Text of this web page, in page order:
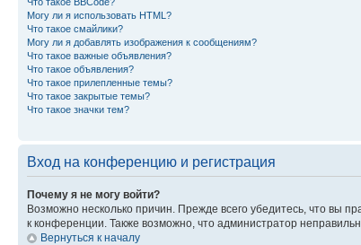
Могу ли я использовать HTML?
Что такое смайлики?
Могу ли я добавлять изображения к сообщениям?
Что такое важные объявления?
Что такое объявления?
Что такое прилепленные темы?
Что такое закрытые темы?
Что такое значки тем?
Вход на конференцию и регистрация
Почему я не могу войти?
Возможно несколько причин. Прежде всего убедитесь, что вы
к конференции. Также возможно, что администратор
Вернуться к началу